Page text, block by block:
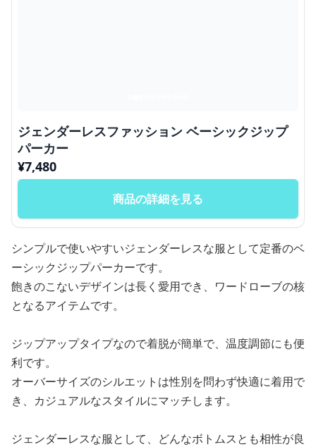
ジェンダーレスファッション ベーシックジップ
パーカー
¥7,480
商品の詳細を見る
シンプルで使いやすいジェンダーレスな服として定番のベ
ーシックジップパーカーです。
飽きのこないデザインは長く愛用でき、ワードローブの核
となるアイテムです。
ジップアップタイプなので着脱が簡単で、温度調節にも便
利です。
オーバーサイズのシルエットは性別を問わず快適に着用で
き、カジュアルなスタイルにマッチします。
ジェンダーレスな服として、どんなボトムスとも相性が良